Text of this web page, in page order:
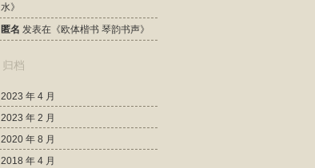
水》
匿名 发表在《欧体楷书 琴韵书声》
归档
2023 年 4 月
2023 年 2 月
2020 年 8 月
2018 年 4 月